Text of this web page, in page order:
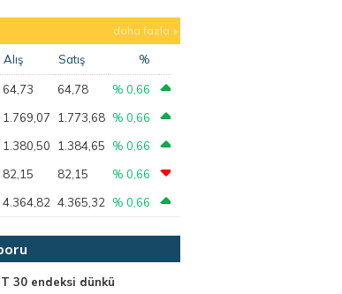
daha fazla
Alış Satış %
64,73 64,78
% 0,66
1.769,07 1.773,68 % 0,66
1.380,50 1.384,65
% 0,66
82,15 82,15
% 0,66
4.364,82 4.365,32 % 0,66
30 endeksi dünkü